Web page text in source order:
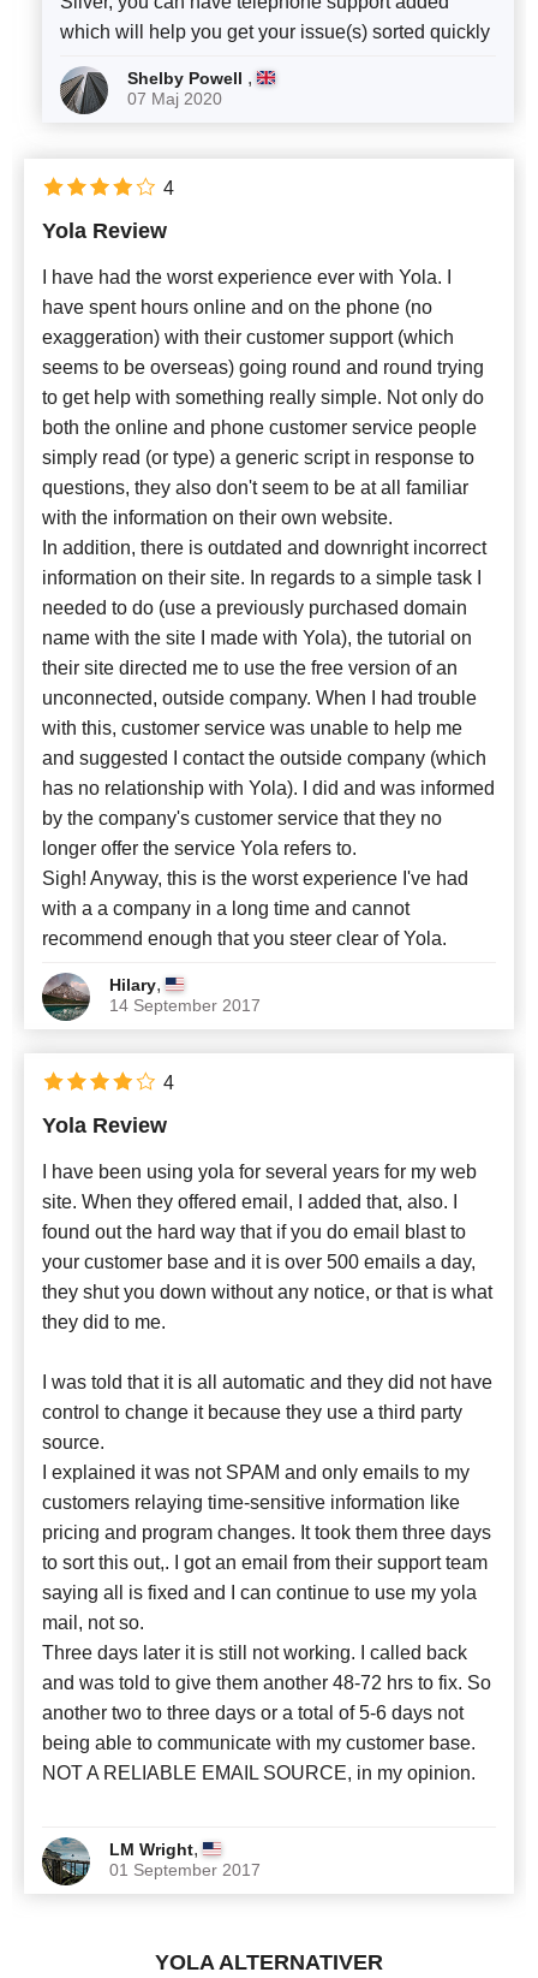
which will help you get your issue(s) sorted quickly
Shelby Powell ,
07 Maj 2020
Yola Review
I have had the worst experience ever with Yola. I
have spent hours online and on the phone (no
exaggeration) with their customer support (which
seems to be overseas) going round and round trying
to get help with something really simple. Not only do
both the online and phone customer service people
simply read (or type) a generic script in response to
questions, they also don't seem to be at all familiar
with the information on their own website.
In addition, there is outdated and downright incorrect
information on their site. In regards to a simple task I
needed to do (use a previously purchased domain
name with the site I made with Yola), the tutorial on
their site directed me to use the free version of an
unconnected, outside company. When I had trouble
with this, customer service was unable to help me
and suggested I contact the outside company (which
has no relationship with Yola). I did and was informed
by the company's customer service that they no
longer offer the service Yola refers to.
Sigh! Anyway, this is the worst experience I've had
with a a company in a long time and cannot
recommend enough that you steer clear of Yola.
Hilary,
14 September 2017
4
Yola Review
I have been using yola for several years for my web
site. When they offered email, I added that, also. I
found out the hard way that if you do email blast to
your customer base and it is over 500 emails a day,
they shut you down without any notice, or that is what
they did to me.
I was told that it is all automatic and they did not have
control to change it because they use a third party
source.
I explained it was not SPAM and only emails to my
customers relaying time-sensitive information like
pricing and program changes. It took them three days
to sort this out,. I got an email from their support team
saying all is fixed and I can continue to use my yola
mail, not so.
Three days later it is still not working. I called back
and was told to give them another 48-72 hrs to fix. So
another two to three days or a total of 5-6 days not
being able to communicate with my customer base.
NOT A RELIABLE EMAIL SOURCE, in my opinion.
LM Wright,
01 September 2017
4
YOLA ALTERNATIVER